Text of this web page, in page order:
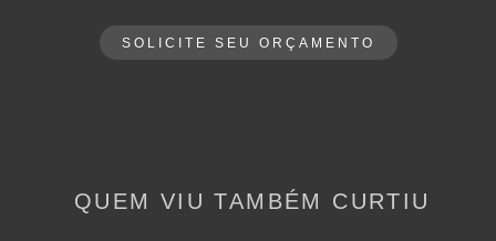
SOLICITE SEU ORÇAMENTO
QUEM VIU TAMBÉM CURTIU